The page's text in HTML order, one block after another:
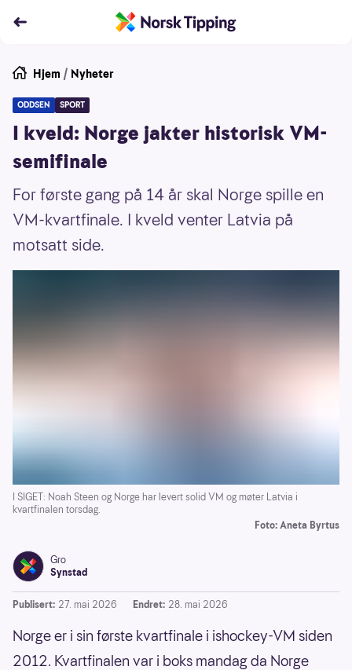
Hjem / Nyheter
ODDSEN SPORT
I kveld: Norge jakter historisk VM-
semifinale
For første gang på 14 år skal Norge spille en
VM-kvartfinale. I kveld venter Latvia på
motsatt side.
I SIGET: Noah Steen og Norge har levert solid VM og møter Latvia i
kvartfinalen torsdag.
Foto: Aneta Byrtus
Gro
Synstad
Publisert: 27. mai 2026 Endret: 28. mai 2026
Norge er i sin første kvartfinale i ishockey-VM siden
2012. Kvartfinalen var i boks mandag da Norge